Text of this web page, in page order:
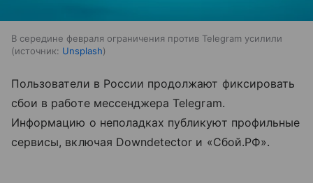
В середине февраля ограничения против Telegram усилили
источник: Unsplash
Пользователи в России продолжают фиксировать
сбои в работе мессенджера Telegram.
Информацию о неполадках публикуют профильные
сервисы, включая Downdetector и «Сбой.РФ».